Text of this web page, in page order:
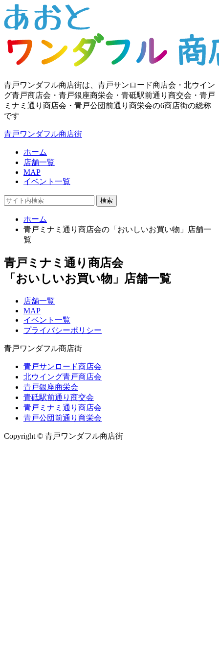
青戸ワンダフル商店街は、青戸サンロード商店会・北ウイン
グ青戸商店会・青戸銀座商栄会・青砥駅前通り商交会・青戸
ミナミ通り商店会・青戸公団前通り商栄会の6商店街の総称
です
青戸ワンダフル商店街
ホーム
店舗一覧
MAP
イベント一覧
検索
ホーム
青戸ミナミ通り商店会の「おいしいお買い物」店舗一
覧
青戸ミナミ通り商店会
「おいしいお買い物」店舗一覧
店舗一覧
MAP
イベント一覧
プライバシーポリシー
青戸ワンダフル商店街
青戸サンロード商店会
北ウイング青戸商店会
青戸銀座商栄会
青砥駅前通り商交会
青戸ミナミ通り商店会
青戸公団前通り商栄会
Copyright © 青戸ワンダフル商店街